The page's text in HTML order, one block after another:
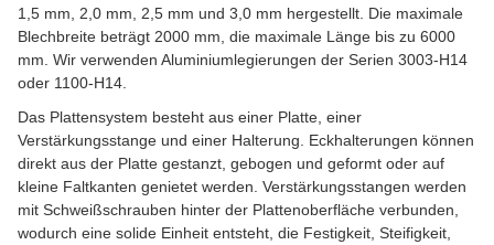
1,5 mm, 2,0 mm, 2,5 mm und 3,0 mm hergestellt. Die maximale
Blechbreite beträgt 2000 mm, die maximale Länge bis zu 6000
mm. Wir verwenden Aluminiumlegierungen der Serien 3003-H14
oder 1100-H14.
Das Plattensystem besteht aus einer Platte, einer
Verstärkungsstange und einer Halterung. Eckhalterungen können
direkt aus der Platte gestanzt, gebogen und geformt oder auf
kleine Faltkanten genietet werden. Verstärkungsstangen werden
mit Schweißschrauben hinter der Plattenoberfläche verbunden,
wodurch eine solide Einheit entsteht, die Festigkeit, Steifigkeit,